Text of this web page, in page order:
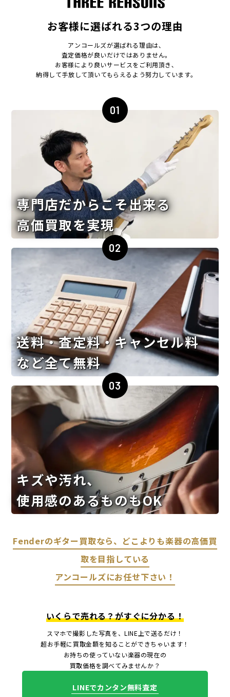
お客様に選ばれる3つの理由
アンコールズが選ばれる理由は､
査定価格が良いだけではありません｡
お客様により良いサービスをご利用頂き､
納得して手放して頂いてもらえるよう努力しています｡
01
専門店だからこそ出来る
高価買取を実現
02
送料・査定料・キャンセル料
など全て無料
03
キズや汚れ、
使用感のあるものもOK
Fenderのギター買取なら、どこよりも楽器の高価買
取を目指している
アンコールズにお任せ下さい！
いくらで売れる？がすぐに分かる！
スマホで撮影した写真を、LINE上で送るだけ！
超お手軽に買取金額を知ることができちゃいます！
お持ちの使っていない楽器の現在の
買取価格を調べてみませんか？
LINEでカンタン無料査定